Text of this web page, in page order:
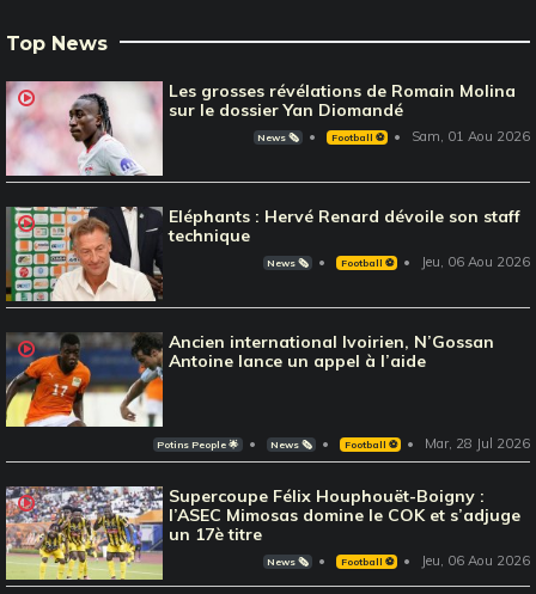
Top News
Les grosses révélations de Romain Molina
sur le dossier Yan Diomandé
News 🗞️ Football ⚽️ Sam, 01 Aou 2026
Eléphants : Hervé Renard dévoile son staff
technique
News 🗞️ Football ⚽️ Jeu, 06 Aou 2026
Ancien international Ivoirien, N’Gossan
Antoine lance un appel à l’aide
Potins People 🌟 News 🗞️ Football ⚽️ Mar, 28 Jul 2026
Supercoupe Félix Houphouët-Boigny :
l’ASEC Mimosas domine le COK et s’adjuge
un 17è titre
News 🗞️ Football ⚽️ Jeu, 06 Aou 2026